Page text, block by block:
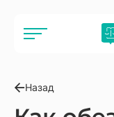
Назад